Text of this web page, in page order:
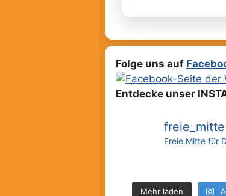
Folge uns auf
Entdecke unser
freie_mitte
Freie Mitte für
Mehr laden